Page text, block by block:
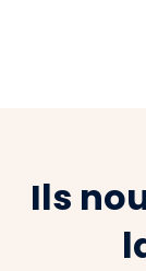
Ils